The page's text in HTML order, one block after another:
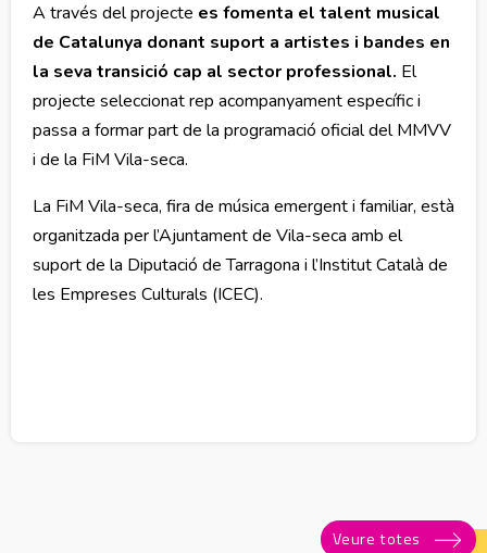
A través del projecte es fomenta el talent musical
de Catalunya donant suport a artistes i bandes en
la seva transició cap al sector professional. El
projecte seleccionat rep acompanyament específic i
passa a formar part de la programació oficial del MMVV
i de la FiM Vila-seca.
La FiM Vila-seca, fira de música emergent i familiar, està
organitzada per l’Ajuntament de Vila-seca amb el
suport de la Diputació de Tarragona i l’Institut Català de
les Empreses Culturals (ICEC).
Veure totes